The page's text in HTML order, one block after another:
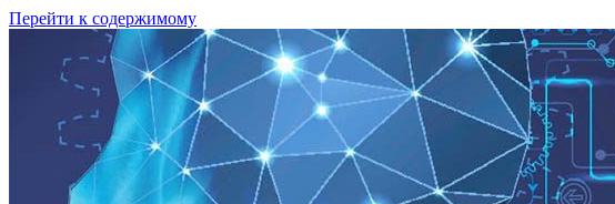
Перейти к содержимому